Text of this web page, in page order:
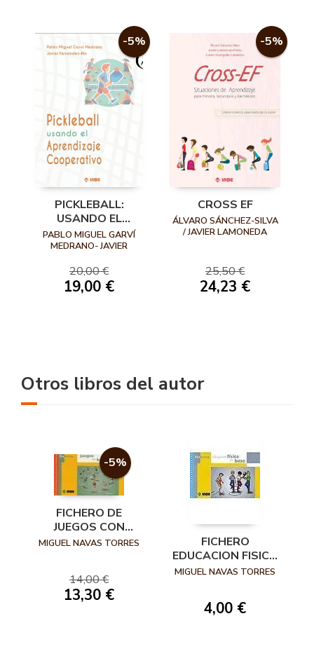
-5%
PICKLEBALL:
USANDO EL
APRENDIZAJE
COOPERATIVO
PABLO MIGUEL GARVÍ
MEDRANO- JAVIER
20,00 €
19,00 €
-5%
CROSS EF
ÁLVARO SÁNCHEZ-SILVA
/ JAVIER LAMONEDA
25,50 €
24,23 €
Otros libros del autor
-5%
FICHERO DE
JUEGOS CON
BALÓN
MIGUEL NAVAS TORRES
14,00 €
13,30 €
FICHERO
EDUCACION FISICA
DE BASE
MIGUEL NAVAS TORRES
4,00 €